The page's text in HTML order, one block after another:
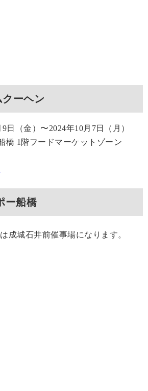
ーヘン
日（金）〜2024年10月7日（月）
橋 1階フードマーケットゾーン
ー船橋
成城石井前催事場になります。